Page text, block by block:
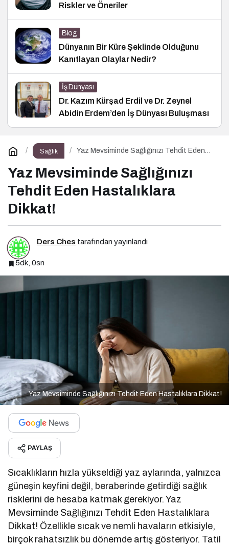
Riskler ve Öneriler
Blog
Dünyanın Bir Küre Şeklinde Olduğunu
Kanıtlayan Olaylar Nedir?
İş Dünyası
Dr. Kazım Kürşad Erdil ve Dr. Zeynel
Abidin Erdem’den İş Dünyası Buluşması
Sağlık
Yaz Mevsiminde Sağlığınızı Tehdit Eden
Yaz Mevsiminde Sağlığınızı
Tehdit Eden Hastalıklara
Dikkat!
Ders Ches tarafından yayınlandı
5dk, 0sn
Yaz Mevsiminde Sağlığınızı Tehdit Eden Hastalıklara Dikkat!
PAYLAŞ
Sıcaklıkların hızla yükseldiği yaz aylarında, yalnızca
güneşin keyfini değil, beraberinde getirdiği sağlık
risklerini de hesaba katmak gerekiyor. Yaz
Mevsiminde Sağlığınızı Tehdit Eden Hastalıklara
Dikkat! Özellikle sıcak ve nemli havaların etkisiyle,
birçok rahatsızlık bu dönemde artış gösteriyor. Tatil